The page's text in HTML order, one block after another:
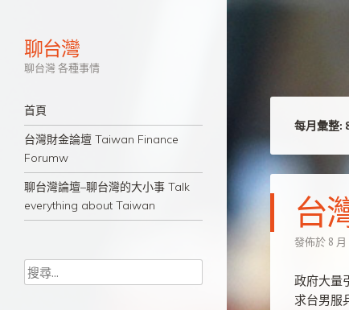
聊台灣
聊台灣 各種事情
導覽
跳至主要內容
首頁
台灣財金論壇 Taiwan Finance
Forumw
聊台灣論壇–聊台灣的大小事 Talk
everything about Taiwan
每月彙整:
台
發佈於 8 月
政府大量
求台男服
搜尋